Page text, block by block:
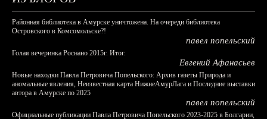
Районная библиотека в Амурске уничтожена. На очереди библиотека
Островского в Комсомольске?!
павел попельский
Голая вечеринка Роснано 2015г. Итог.
Евгений Афанасьев
Новые находки Павла Петровича Попельского: Архив газеты Природа и
аномальные явления, Неизвестная карта НижнеАмурЛага и Последние выставки
автора в Амурске по 2025
павел попельский
Официальные публикации Павла Петровича Попельского 2023-2025 в Болгарии,